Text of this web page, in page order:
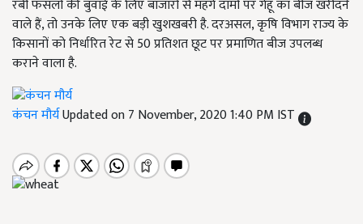
रबी फसलों की बुवाई के लिए बाजारों से महंगे दामों पर गेहूं का बीज खरीदने
वाले हैं, तो उनके लिए एक बड़ी खुशखबरी है. दरअसल, कृषि विभाग राज्य के
किसानों को निर्धारित रेट से 50 प्रतिशत छूट पर प्रमाणित बीज उपलब्ध
कराने वाला है.
कंचन मौर्यUpdated on 7 November, 2020 1:40 PM IST